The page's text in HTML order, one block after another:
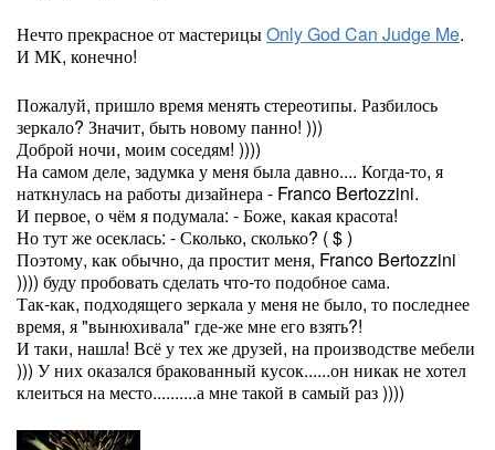
Нечто прекрасное от мастерицыOnly God Can Judge Me.
И МК, конечно!
Пожалуй, пришло время менять стереотипы. Разбилось
зеркало? Значит, быть новому панно! )))
Доброй ночи, моим соседям! ))))
На самом деле, задумка у меня была давно.... Когда-то, я
наткнулась на работы дизайнера - Franco Bertozzini.
И первое, о чём я подумала: - Боже, какая красота!
Но тут же осеклась: - Сколько, сколько? ( $ )
Поэтому, как обычно, да простит меня, Franco Bertozzini
)))) буду пробовать сделать что-то подобное сама.
Так-как, подходящего зеркала у меня не было, то последнее
время, я "вынюхивала" где-же мне его взять?!
И таки, нашла! Всё у тех же друзей, на производстве мебели
))) У них оказался бракованный кусок......он никак не хотел
клеиться на место..........а мне такой в самый раз ))))